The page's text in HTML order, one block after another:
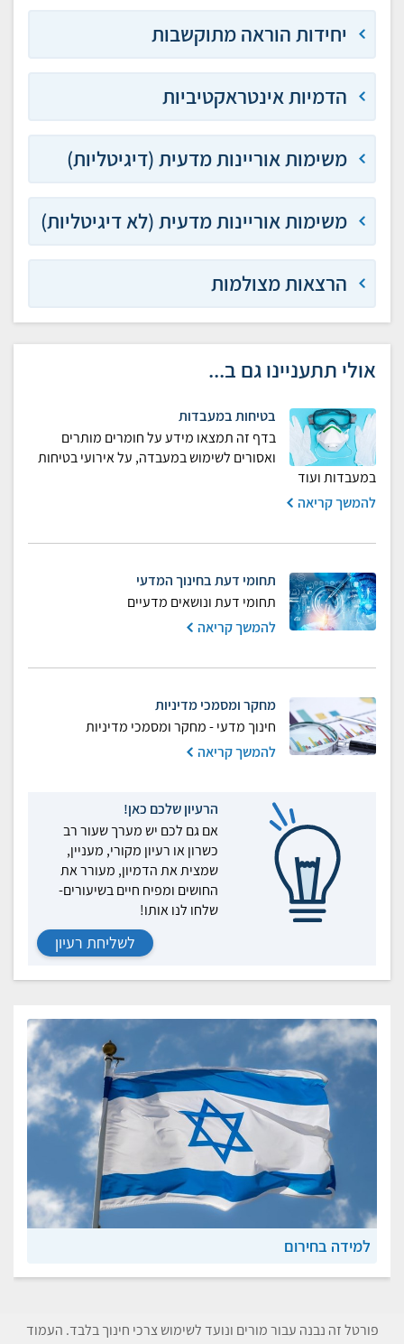
יחידות הוראה מתוקשבות
הדמיות אינטראקטיביות
משימות אוריינות מדעית (דיגיטליות)
משימות אוריינות מדעית (לא דיגיטליות)
הרצאות מצולמות
אולי תתעניינו גם ב...
בטיחות במעבדות
בדף זה תמצאו מידע על חומרים מותרים
ואסורים לשימוש במעבדה, על אירועי בטיחות
במעבדות ועוד
להמשך קריאה
תחומי דעת בחינוך המדעי
תחומי דעת ונושאים מדעיים
להמשך קריאה
מחקר ומסמכי מדיניות
חינוך מדעי - מחקר ומסמכי מדיניות
להמשך קריאה
הרעיון שלכם כאן!
אם גם לכם יש מערך שעור רב
כשרון או רעיון מקורי, מעניין,
שמצית את הדמיון, מעורר את
החושים ומפיח חיים בשיעורים-
שלחו לנו אותו!
לשליחת רעיון
למידה בחירום
פורטל זה נבנה עבור מורים ונועד לשימוש צרכי חינוך בלבד. העמוד